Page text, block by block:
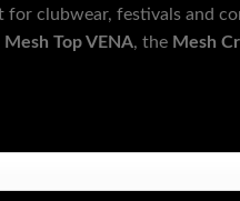
clubwear, festivals and
Mesh Top VENA, the Mesh